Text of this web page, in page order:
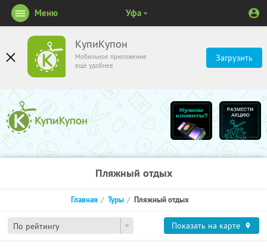
КупиКупон
Мобильное приложение
ещё удобнее
Загрузить
Меню Уфа
Пляжный отдых
По рейтингу
Главная Туры Пляжный отдых
Показать на карте